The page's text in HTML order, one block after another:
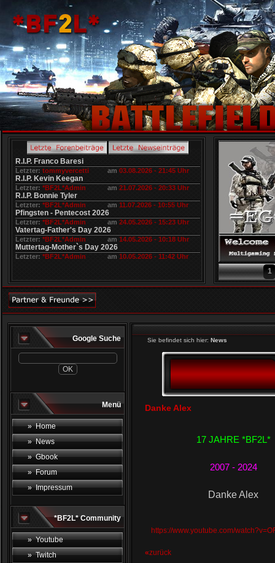
R.I.P. Franco Baresi
Letzter: tommyvercetti am 03.08.2026 - 21:45 Uhr
R.I.P. Kevin Keegan
Letzter: *BF2L*Admin am 21.07.2026 - 20:33 Uhr
R.I.P. Bonnie Tyler
Letzter: *BF2L*Admin am 11.07.2026 - 10:55 Uhr
Pfingsten - Pentecost 2026
Letzter: *BF2L*Admin am 24.05.2026 - 15:23 Uhr
Vatertag-Father's Day 2026
Letzter: *BF2L*Admin am 14.05.2026 - 10:18 Uhr
Muttertag-Mother`s Day 2026
Letzter: *BF2L*Admin am 10.05.2026 - 11:42 Uhr
1
Google Suche
Menü
» Home
» News
» Gbook
» Forum
» Impressum
*BF2L* Community
» Youtube
» Twitch
Sie befindet sich hier: News
Danke Alex
17 JAHRE *BF2L*
2007 - 2024
Danke Alex
https://www.youtube.com/
«zurück